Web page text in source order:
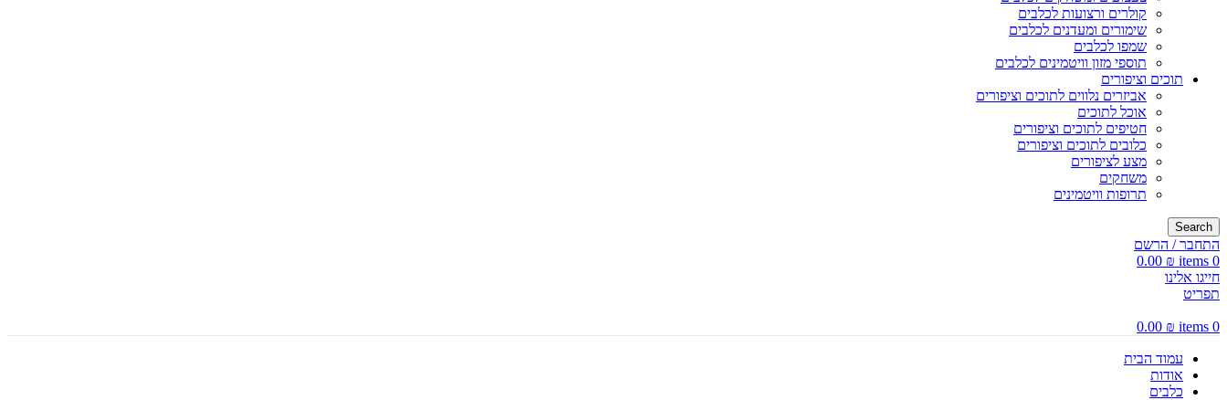
קולרים ורצועות לכלבים
שימורים ומעדנים לכלבים
שמפו לכלבים
תוספי מזון וויטמינים לכלבים
תוכים וציפורים
אביזרים נלווים לתוכים וציפורים
אוכל לתוכים
חטיפים לתוכים וציפורים
כלובים לתוכים וציפורים
מצע לציפורים
משחקים
תרופות וויטמינים
Search
התחבר / הרשם
0
items
0.00 ₪
חייגו אלינו
תפריט
0
items
0.00 ₪
עמוד הבית
אודות
כלבים